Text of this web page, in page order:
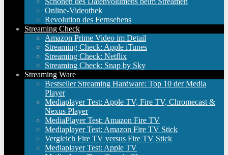
Online-Videothek
Revolution des Fernsehens
Streaming Check
Amazon Prime Video im Detail
Streaming Check: Apple iTunes
Streaming Check: Netflix
Streaming Check: Snap by Sky
Streaming Ware
Bestseller Streaming Hardware: Top 10 der Media
Player
Mediaplayer Test: Apple TV, Fire TV, Chromecast &
Nexus Player
MediaPlayer Test: Amazon Fire TV
Mediaplayer Test: Amazon Fire TV Stick
Vergleich Fire TV versus Fire TV Stick
Mediaplayer Test: Apple TV